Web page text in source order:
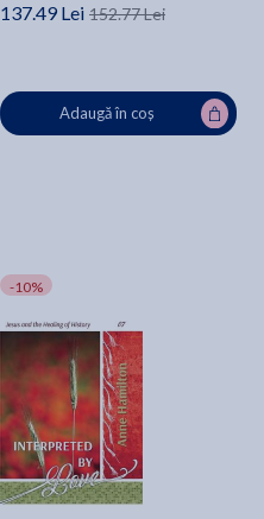
137.49 Lei 152.77 Lei
Adaugă în coș
-10%